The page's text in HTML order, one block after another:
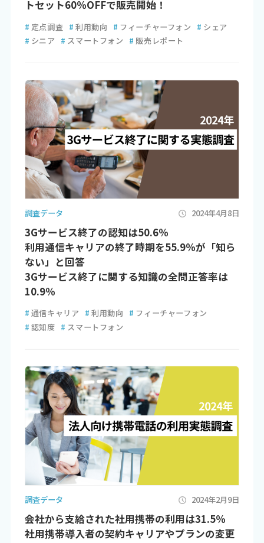
トセット60％OFFで販売開始！
# 定点調査 # 利用動向 # フィーチャーフォン # シェア
# シニア # スマートフォン # 販売レポート
調査データ 2024年4月8日
3Gサービス終了の認知は50.6％
利用通信キャリアの終了時期を55.9％が「知ら
ない」と回答
3Gサービス終了に関する知識の全問正答率は
10.9％
# 通信キャリア # 利用動向 # フィーチャーフォン
# 認知度 # スマートフォン
調査データ 2024年2月9日
会社から支給された社用携帯の利用は31.5％
社用携帯導入者の契約キャリアやプランの変更